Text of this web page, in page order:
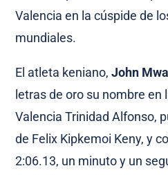
Valencia en la cúspide de
mundiales.
El atleta keniano,John
letras de oro su nombre
Valencia Trinidad Alfonso,
de Felix Kipkemoi Keny, y
2:06.13, un minuto y un